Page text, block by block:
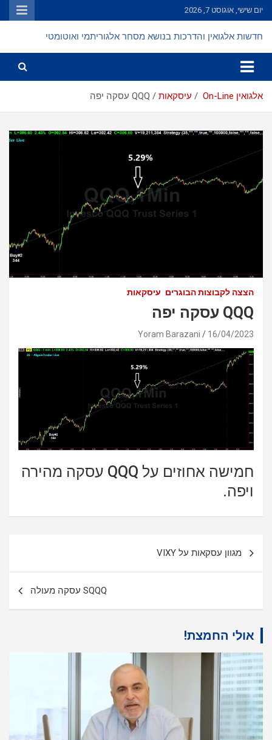
Skip
to
יום שישי, אוגוסט 7, 2026
חדשות אלגואין והדרכות בנושא מסחר אלגוריתמי ואוטומטי
אלגואין On-Line עיסקאות QQQ עסקה יפה
הצצה לקבוצות הבוגרים עיסקאות
QQQ עסקה יפה
16/04/2023
Yoram Barazani
חמישה אחוזים על QQQ עסקה מהירה
ויפה.
מגוון עסקאות על VIXY
SQQQ עסקה מעולה
אולי החמצת!